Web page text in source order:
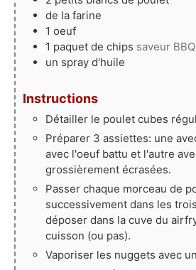
de la farine
1 oeuf
1 paquet de chips saveur
un spray d'huile
Instructions
Détailler le poulet cubes
Préparer 3 assiettes: une
avec l'oeuf battu et l'autre
grossièrement écrasées.
Passer chaque morceau de
successivement dans les
déposer dans la cuve du
cuisson (ou pas).
Vaporiser les nuggets avec